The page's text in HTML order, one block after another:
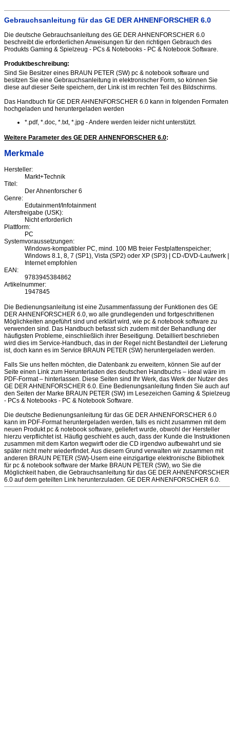
Gebrauchsanleitung für das GE DER AHNENFORSCHER 6.0
Die deutsche Gebrauchsanleitung des GE DER AHNENFORSCHER 6.0
beschreibt die erforderlichen Anweisungen für den richtigen Gebrauch des
Produkts Gaming & Spielzeug - PCs & Notebooks - PC & Notebook Software.
Produktbeschreibung:
Sind Sie Besitzer eines BRAUN PETER (SW) pc & notebook software und
besitzen Sie eine Gebrauchsanleitung in elektronischer Form, so können Sie
diese auf dieser Seite speichern, der Link ist im rechten Teil des Bildschirms.
Das Handbuch für GE DER AHNENFORSCHER 6.0 kann in folgenden Formaten
hochgeladen und heruntergeladen werden
*.pdf, *.doc, *.txt, *.jpg - Andere werden leider nicht unterstützt.
Weitere Parameter des GE DER AHNENFORSCHER 6.0:
Merkmale
Hersteller:
Markt+Technik
Titel:
Der Ahnenforscher 6
Genre:
Edutainment/Infotainment
Altersfreigabe (USK):
Nicht erforderlich
Plattform:
PC
Systemvoraussetzungen:
Windows-kompatibler PC, mind. 100 MB freier Festplattenspeicher;
Windows 8.1, 8, 7 (SP1), Vista (SP2) oder XP (SP3) | CD-/DVD-Laufwerk |
Internet empfohlen
EAN:
9783945384862
Artikelnummer:
1947845
Die Bedienungsanleitung ist eine Zusammenfassung der Funktionen des GE
DER AHNENFORSCHER 6.0, wo alle grundlegenden und fortgeschrittenen
Möglichkeiten angeführt sind und erklärt wird, wie pc & notebook software zu
verwenden sind. Das Handbuch befasst sich zudem mit der Behandlung der
häufigsten Probleme, einschließlich ihrer Beseitigung. Detailliert beschrieben
wird dies im Service-Handbuch, das in der Regel nicht Bestandteil der Lieferung
ist, doch kann es im Service BRAUN PETER (SW) heruntergeladen werden.
Falls Sie uns helfen möchten, die Datenbank zu erweitern, können Sie auf der
Seite einen Link zum Herunterladen des deutschen Handbuchs – ideal wäre im
PDF-Format – hinterlassen. Diese Seiten sind Ihr Werk, das Werk der Nutzer des
GE DER AHNENFORSCHER 6.0. Eine Bedienungsanleitung finden Sie auch auf
den Seiten der Marke BRAUN PETER (SW) im Lesezeichen Gaming & Spielzeug
- PCs & Notebooks - PC & Notebook Software.
Die deutsche Bedienungsanleitung für das GE DER AHNENFORSCHER 6.0
kann im PDF-Format heruntergeladen werden, falls es nicht zusammen mit dem
neuen Produkt pc & notebook software, geliefert wurde, obwohl der Hersteller
hierzu verpflichtet ist. Häufig geschieht es auch, dass der Kunde die Instruktionen
zusammen mit dem Karton wegwirft oder die CD irgendwo aufbewahrt und sie
später nicht mehr wiederfindet. Aus diesem Grund verwalten wir zusammen mit
anderen BRAUN PETER (SW)-Usern eine einzigartige elektronische Bibliothek
für pc & notebook software der Marke BRAUN PETER (SW), wo Sie die
Möglichkeit haben, die Gebrauchsanleitung für das GE DER AHNENFORSCHER
6.0 auf dem geteilten Link herunterzuladen. GE DER AHNENFORSCHER 6.0.